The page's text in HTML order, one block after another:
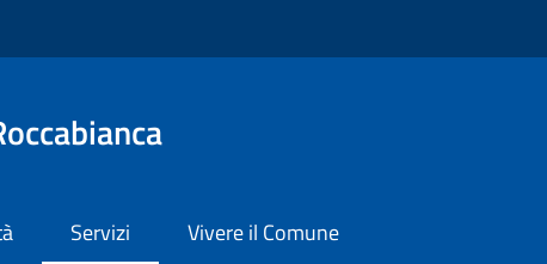
Servizi Vivere il Comune